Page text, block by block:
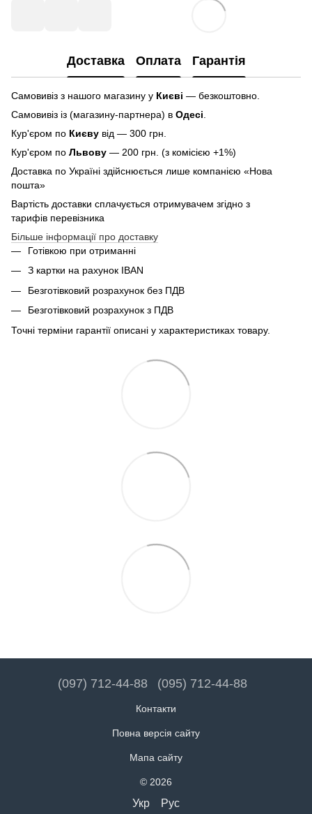
Доставка Оплата Гарантія
Самовивіз з нашого магазину у Києві — безкоштовно.
Самовивіз із (магазину-партнера) в Одесі
Кур'єром по Києву від — 300 грн.
Кур'єром по Львову — 200 грн. (з комісією +1%)
Доставка по Україні здійснюється лише компанією «Нова
пошта»
Вартість доставки сплачується отримувачем згідно з
тарифів перевізника
Більше інформації про доставку
Готівкою при отриманні
З картки на рахунок IBAN
Безготівковий розрахунок без ПДВ
Безготівковий розрахунок з ПДВ
Точні терміни гарантії описані у характеристиках товару.
(097) 712-44-88 (095) 712-44-88
Контакти
Повна версія сайту
Мапа сайту
© 2026
Укр Рус